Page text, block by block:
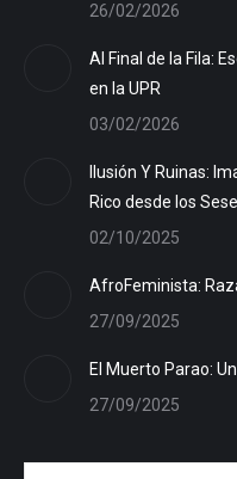
26/02/2026
Al Final de la Fila:
en la UPR
03/02/2026
Ilusión Y Ruinas:
Rico desde los
02/10/2025
AfroFeminista:
27/09/2025
El Muerto Parao:
27/09/2025